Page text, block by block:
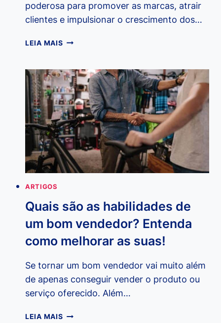
poderosa para promover as marcas, atrair
clientes e impulsionar o crescimento dos…
LEIA MAISOS
MAIS
COMUNS
EM
MARKETING
DIGITAL
QUE
OS
INICIANTES
DEVERIAM
ARTIGOS
Quais são as habilidades de
um bom vendedor? Entenda
como melhorar as suas!
Se tornar um bom vendedor vai muito além
de apenas conseguir vender o produto ou
serviço oferecido. Além…
LEIA MAISQUAIS